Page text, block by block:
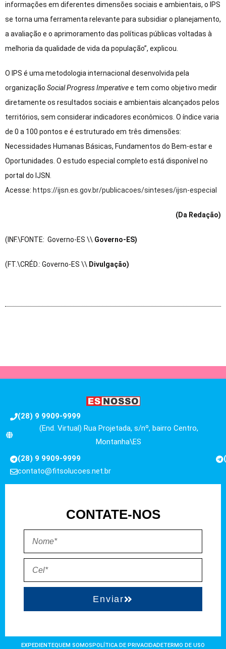
informações em diferentes dimensões sociais e ambientais, o IPS
se torna uma ferramenta relevante para subsidiar o planejamento,
a avaliação e o aprimoramento das políticas públicas voltadas à
melhoria da qualidade de vida da população”, explicou.
O IPS é uma metodologia internacional desenvolvida pela
organização Social Progress Imperativee tem como objetivo medir
diretamente os resultados sociais e ambientais alcançados pelos
territórios, sem considerar indicadores econômicos. O índice varia
de 0 a 100 pontos e é estruturado em três dimensões:
Necessidades Humanas Básicas, Fundamentos do Bem-estar e
Oportunidades. O estudo especial completo está disponível no
portal do IJSN.
Acesse: https://ijsn.es.gov.br/publicacoes/sinteses/ijsn-especial
(Da Redação)
(INF.\FONTE: Governo-ES \\ Governo-ES)
(FT.\CRÉD.: Governo-ES \\ Divulgação)
(28) 9 9909-9999
(End. Virtual) Rua Projetada, s/nº, bairro Centro,
Montanha\ES
(28) 9 9909-9999
contato@fitsolucoes.net.br
CONTATE-NOS
Enviar
EXPEDIENTEQUEM SOMOS POLÍTICA DE PRIVACIDADETERMO DE USO